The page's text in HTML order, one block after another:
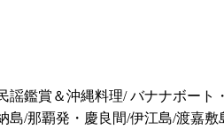
謡鑑賞＆沖縄料理/ バナナボート
島/那覇発・慶良間/伊江島/渡嘉敷